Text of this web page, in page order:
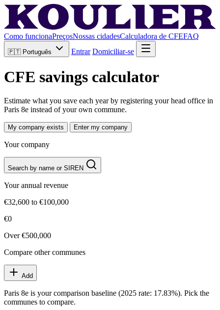
Como funcionaPreçosNossas cidadesCalculadora de CFEFAQ
🇵🇹 Português Entrar Domiciliar-se
CFE savings calculator
Estimate what you save each year by registering your head office in
Paris 8e instead of your own commune.
My company exists Enter my company
Your company
Search by name or SIREN
Your annual revenue
€32,600 to €100,000
€0
Over €500,000
Compare other communes
Add
Paris 8e is your comparison baseline (2025 rate: 17.83%). Pick the
communes to compare.